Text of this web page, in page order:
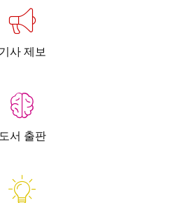
기사 제보
도서 출판